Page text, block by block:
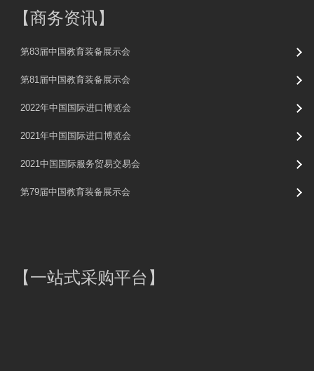
【商务资讯】
第83届中国教育装备展示会
第81届中国教育装备展示会
2022年中国国际进口博览会
2021年中国国际进口博览会
2021中国国际服务贸易交易会
第79届中国教育装备展示会
【一站式采购平台】